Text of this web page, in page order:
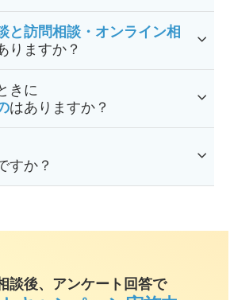
と訪問相談・オンライン相
りますか？
きに
はありますか？
すか？
談後、アンケート回答で